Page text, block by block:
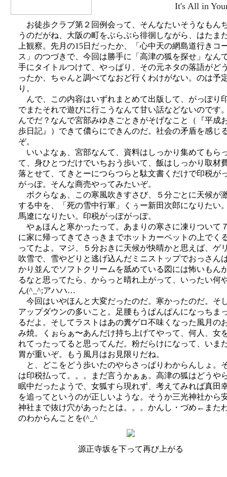
It's All in
お徒歩クラブ第２回例会って、そんなたいそうなもん
うのだがね、大阪の町をぶらぶら徘徊しながら、はたま
上観察。先月の15日だったか、「心中天の網島道行きコ
ス」のつづきで、今回は勝手に「高津の狐を探せ」なん
手にタイトルつけて、やっぱり、その元ネタの落語がど
ったか、ちゃんと調べてなおど行くわけがない。のは予
り。
んで、この内容はいずれまとめて出版して、がっぽり
でまたそれで遊びに行こうなんて甘い話などないのです
んでだ？なんで宮部みゆきごときがそげなこと（『平成
歩日記』）できて儂らにできんのだ。社会の矛盾を感じ
ぞ。
いいよなぁ、宮部なんて、資料はしっかり集めてもら
て、身ひとつだけでいちおう歩いて、飯はしっかり取材
落とせて、てきとーにつらつらと駄文書くだけで印税が
がっぽ。そんな商売やってみたいぞ。
ボクらなぁ、この寒風吹きすさび、５分ごとに天候が
する中を、「死の雪中行軍」くぅー新田次郎になりたい
馬遼になりたい。印税がっぽがっぽ。
やぁほんと寒かったって。あまりの寒さに凍りついて
に家に帰ってきてさっきまでホットカーペットの上でく
ってたよ。マジ、５分おきに天候が快晴かと思えば、ゲ
吹雪で、雪やどりと逃げ込んだミニストップでおっさん
かり並んでソフトクリームを舐めている図には怖いもん
るなと思ってたら、からっと晴れ上がって、いったい何
ん(^_^;アハハ…
今回はいやほんと大変だったのだ。寒かったのだ。そ
アップダウンの多いこと。足腰もうぱんぱんになっちま
るだよ。そしてラストはあの糞ゲロ不味くなった風月の
み焼。くぉらぁ〜あんだけ持ち上げてやって、何人、女
れてったってると思ってんだ。粉だらけになって、いま
胃が重いぞ。もう風月はお見限りだね。
と、どこをどう歩いたのやらさっぱりわからんしょ。
は印税払って。。。まだ言うかぁぁ。高津の狐はどうや
眠中だったようで、女狐すら現れず、考えてみれば真田
を追ってというのが正しいような。そうか三光神社から
神社まで抜け穴があったとは。。。かんし・づめ←また
のわからんことを(^_^ゞ
源正寺坂を下って再び上がる